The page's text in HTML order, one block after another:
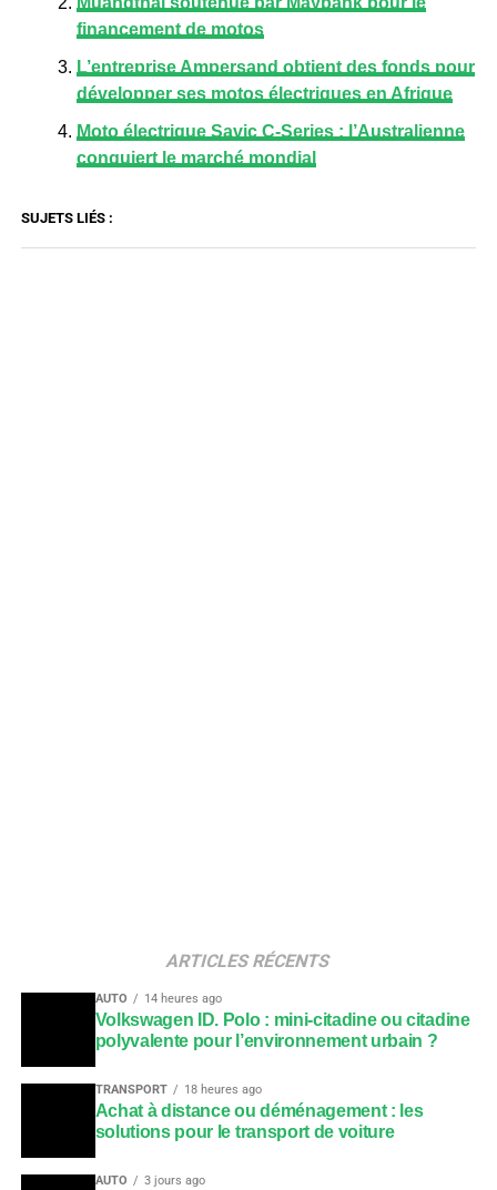
financement de motos
L’entreprise Ampersand obtient des fonds pour
développer ses motos électriques en Afrique
Moto électrique Savic C-Series : l’Australienne
conquiert le marché mondial
ARTICLES RÉCENTS
AUTO 14 heures ago
Volkswagen ID. Polo : mini-citadine ou citadine
polyvalente pour l’environnement urbain ?
TRANSPORT 18 heures ago
Achat à distance ou déménagement : les
solutions pour le transport de voiture
AUTO 3 jours ago